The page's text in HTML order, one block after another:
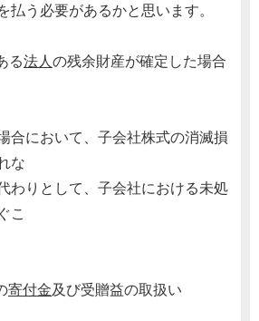
払う必要があるかと思います。
る法人の残余財産が確定した場合
合において、子会社株式の消滅損
な
わりとして、子会社における未処
こ
寄付金及び受贈益の取扱い